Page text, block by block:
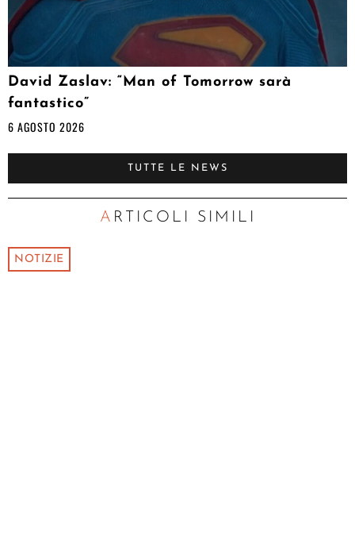
David Zaslav: “Man of Tomorrow sarà
fantastico”
6 AGOSTO 2026
TUTTE LE NEWS
ARTICOLI SIMILI
NOTIZIE